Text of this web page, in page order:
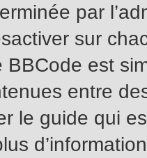
par
sur
est
entre
le guide qui